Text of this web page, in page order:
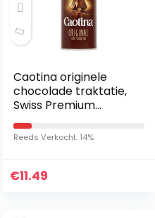
Caotina originele
chocolade traktatie,
Swiss Premium
Chocolate Drink –
4x500g
Reeds Verkocht: 14%
€11.49